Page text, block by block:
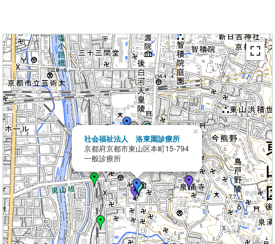
社会福祉法人 洛東園診療所
京都府京都市東山区本町15-794
一般診療所
×